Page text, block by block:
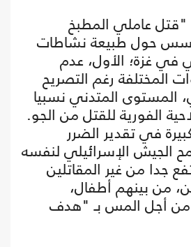
عاملي المطبخ
يظهر 3 أسس حول طبيعة نشاطات
في غزة؛ الأول، عدم
المختلفة رغم التصريح
المستوى المتدني نسبيا
الفورية للقتل من الجو.
في تقدير الضرر
الجيش الإسرائيلي لنفسه
جدا من غير المقاتلين
من بينهم أطفال،
أجل المس بـ "هدف